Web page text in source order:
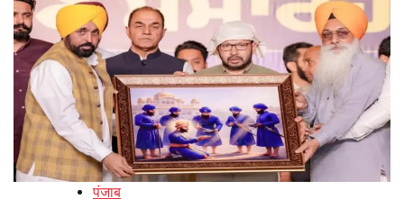
पंजाब